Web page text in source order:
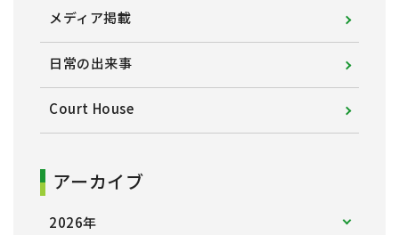
メディア掲載
日常の出来事
Court House
アーカイブ
2026年